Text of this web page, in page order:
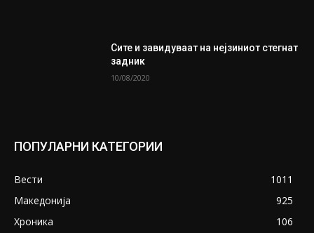
Сите и завидуваат на нејзиниот стегнат
задник
10/08/2020
ПОПУЛАРНИ КАТЕГОРИИ
Вести
1011
Македонија
925
Хроника
106